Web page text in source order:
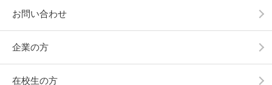
お問い合わせ
企業の方
在校生の方